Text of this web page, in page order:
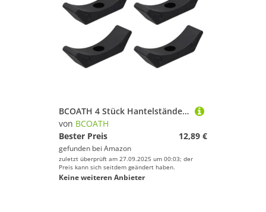
BCOATH 4 Stück Hantelständer Fitnessgerät Fitnesszubehör Fitness Handgewichtshalterungen Kunststoff Hantelhalterungen Heimtrainingsgerät Ersatz Hantelhalter Langlebige
von BCOATH
Bester Preis
12,89 €
gefunden bei Amazon
zuletzt überprüft am 27.09.2025 um 00:03; der
Preis kann sich seitdem geändert haben.
Keine weiteren Anbieter